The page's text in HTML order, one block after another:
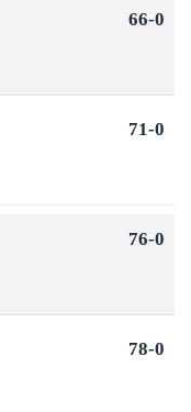
66-0
71-0
76-0
78-0